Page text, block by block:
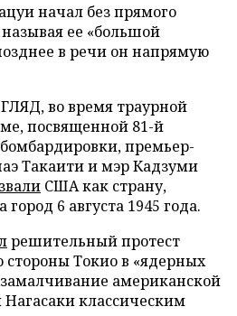
начал без прямого
ее «большой
в речи он напрямую
во время траурной
посвященной 81-й
премьер-
Такаити и мэр Кадзуми
США как страну,
6 августа 1945 года.
решительный протест
стороны Токио в «ядерных
американской
классическим